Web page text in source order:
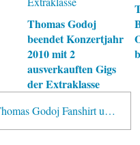
Thomas Godoj
beendet Konzertjahr
2010 mit 2
ausverkauften Gigs
der Extraklasse
Gestalte ein Thomas Godoj Fanshirt und gewinne!